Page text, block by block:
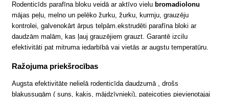
Rodenticīds parafīna bloku veidā ar aktīvo vielu bromadiolonu
mājas peļu, melno un pelēko žurku, žurku, kurmju, grauzēju
kontrolei, galvenokārt ārpus telpām.ekstrudēti parafīna bloki ar
daudzām malām, kas ļauj grauzējiem grauzt. Garantē izcilu
efektivitāti pat mitruma iedarbībā vai vietās ar augstu temperatūru.
Ražojuma priekšrocības
Augsta efektivitāte nelielā rodenticīda daudzumā , drošs
blakussugām ( suns, kaķis, mājdzīvnieki), pateicoties pievienotajai